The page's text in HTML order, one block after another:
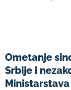
Ometanje
Srbije i